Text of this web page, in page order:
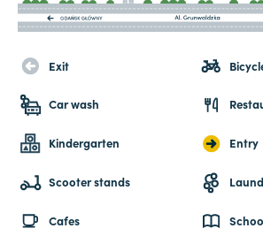
Exit
Car wash
Kindergarten Entry
Scooter stands
Cafes